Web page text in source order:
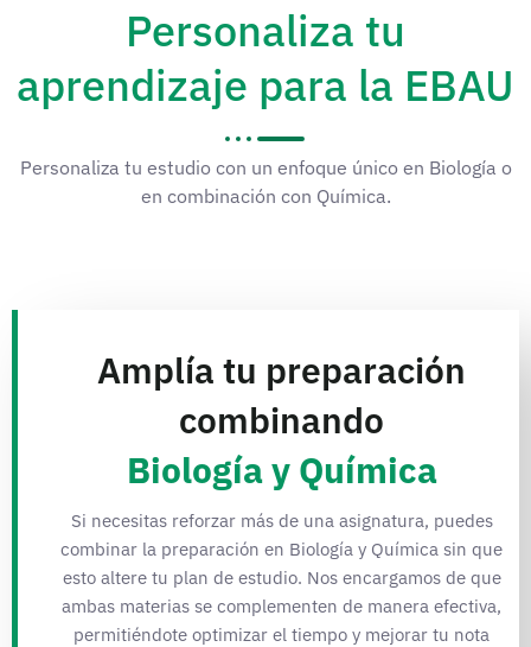
Personaliza tu
aprendizaje para la EBAU
Personaliza tu estudio con un enfoque único en Biología o
en combinación con Química.
Amplía tu preparación
combinando
Biología y Química
Si necesitas reforzar más de una asignatura, puedes
combinar la preparación en Biología y Química sin que
esto altere tu plan de estudio. Nos encargamos de que
ambas materias se complementen de manera efectiva,
permitiéndote optimizar el tiempo y mejorar tu nota